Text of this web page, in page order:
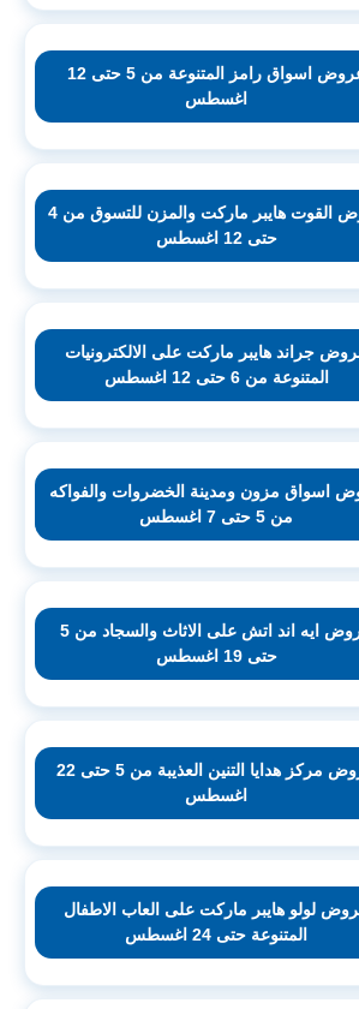
عروض اسواق رامز المتنوعة من 5 حتى 12
اغسطس
عروض القوت هايبر ماركت والمزن للتسوق من 4
حتى 12 اغسطس
جراند هايبر ماركت على الالكترونيات
المتنوعة من 6 حتى 12 اغسطس
اسواق مزون ومدينة الخضروات والفواكه
من 5 حتى 7 اغسطس
عروض ايه اند اتش على الاثاث والسجاد من 5
حتى 19 اغسطس
عروض مركز هدايا التنين العذيبة من 5 حتى 22
اغسطس
لولو هايبر ماركت على العاب الاطفال
المتنوعة حتى 24 اغسطس